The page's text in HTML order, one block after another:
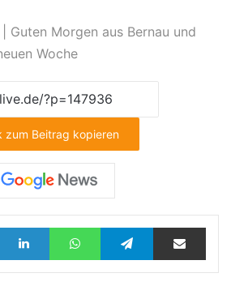
Guten Morgen aus Bernau und
Woche
zum Beitrag kopieren
LinkedInWhatsAppTelegramTeilen via E-Mail